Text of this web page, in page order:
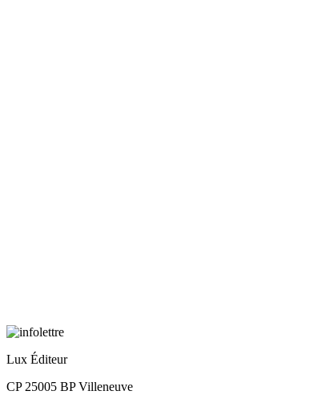
Lux Éditeur
CP 25005 BP Villeneuve